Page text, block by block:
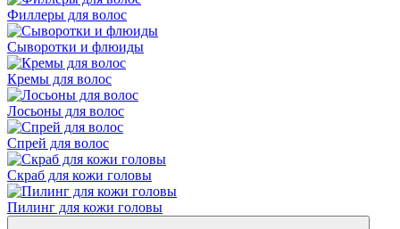
Филлеры для волос
Сыворотки и флюиды
Кремы для волос
Лосьоны для волос
Спрей для волос
Скраб для кожи головы
Пилинг для кожи головы